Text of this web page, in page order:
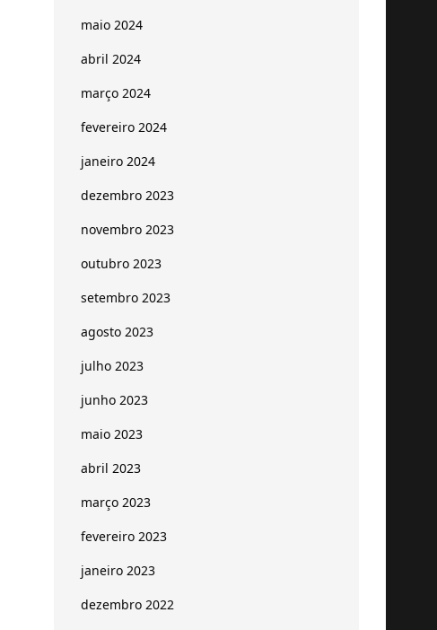
maio 2024
abril 2024
março 2024
fevereiro 2024
janeiro 2024
dezembro 2023
novembro 2023
outubro 2023
setembro 2023
agosto 2023
julho 2023
junho 2023
maio 2023
abril 2023
março 2023
fevereiro 2023
janeiro 2023
dezembro 2022